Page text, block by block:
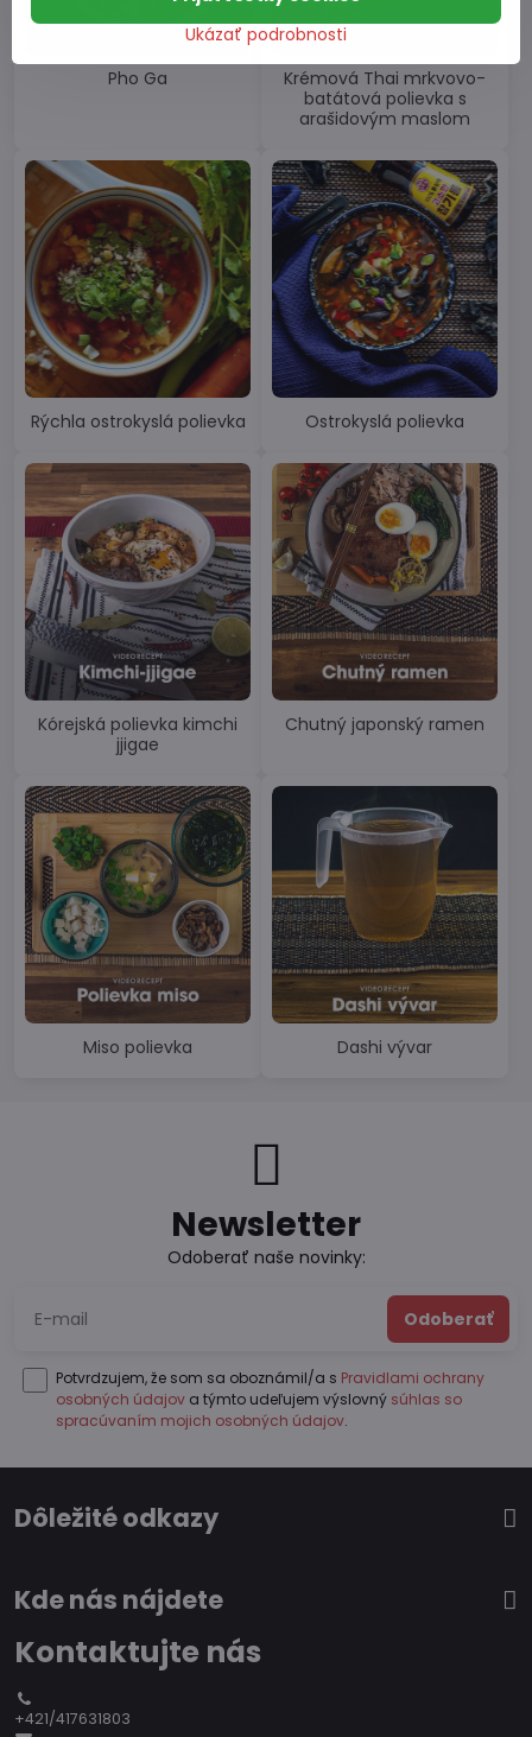
Pho Ga
Krémová Thai mrkvovo-
batátová polievka s
arašidovým maslom
Rýchla ostrokyslá polievka Ostrokyslá polievka
Kórejská polievka kimchi
jjigae
Chutný japonský ramen
Miso polievka Dashi vývar
Newsletter
Odoberať naše novinky:
Odoberať
Potvrdzujem, že som sa oboznámil/a s Pravidlami ochrany
osobných údajov a týmto udeľujem výslovný súhlas so
spracúvaním mojich osobných údajov.
Dôležité odkazy
Kde nás nájdete
Kontaktujte nás
+421/417631803
Ukázať podrobnosti